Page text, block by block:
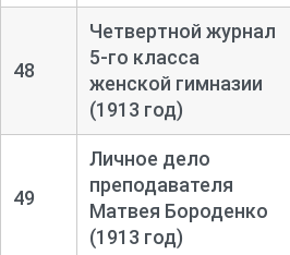
48
Четвертной журнал
5-го класса
женской гимназии
(1913 год)
49
Личное дело
преподавателя
Матвея Бороденко
(1913 год)